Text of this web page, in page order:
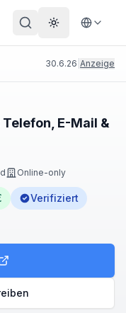
Theme
30.6.26 Anzeige
E-Mail &
Online-only
Verifiziert